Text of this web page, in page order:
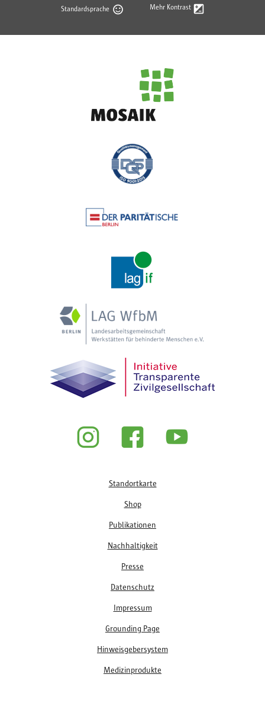
Standardsprache Mehr Kontrast
Standortkarte
Shop
Publikationen
Nachhaltigkeit
Presse
Datenschutz
Impressum
Grounding Page
Hinweisgebersystem
Medizinprodukte